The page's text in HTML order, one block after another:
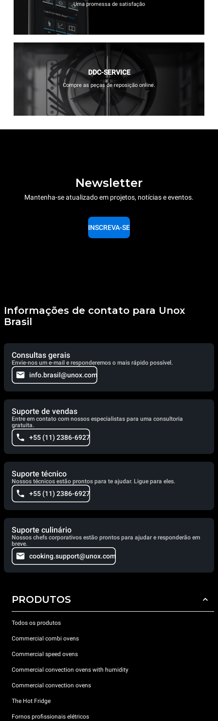
Uma promessa de satisfação
DDC-SERVICE
Compre as peças de reposição online.
Newsletter
Mantenha-se atualizado em projetos, notícias e eventos.
INSCREVA-SE
Informações de contato para Unox
Brasil
Consultas gerais
Envie-nos um e-mail e responderemos o mais rápido possível.
info.brasil@unox.com
Suporte de vendas
Entre em contato com nossos especialistas para uma consultoria
gratuita.
+55 (11) 2386-6927
Suporte técnico
Nossos técnicos estão prontos para te ajudar. Ligue para eles.
+55 (11) 2386-6927
Suporte culinário
Nossos chefs corporativos estão prontos para ajudar e responderão em
breve.
cooking.support@unox.com
PRODUTOS
Todos os produtos
Commercial combi ovens
Commercial speed ovens
Commercial convection ovens with humidity
Commercial convection ovens
The Hot Fridge
Fornos profissionais elétricos